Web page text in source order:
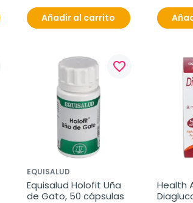
Añadir al carrito
favorite_border
EQUISALUD
Equisalud Holofit Uña
de Gato, 50 cápsulas
Health